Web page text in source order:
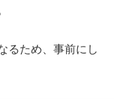
るため、事前にし